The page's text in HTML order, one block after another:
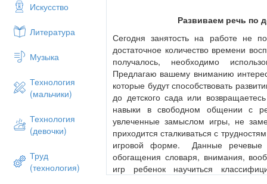
Искусство
Литература
Музыка
Технология
(мальчики)
Технология
(девочки)
Труд
(технология)
Развиваем речь по
Сегодня занятость на работе не
достаточное количество времени
получалось, необходимо
Предлагаю вашему вниманию
которые будут способствовать
до детского сада или
навыки в свободном общении с
увлеченные замыслом игры, не
приходится сталкиваться с
игровой форме. Данные речевые
обогащения словаря, внимания,
игр ребенок научиться